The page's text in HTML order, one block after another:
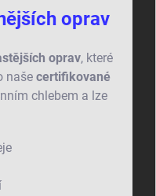
oprav
oprav, které
naše certifikované
chlebem a lze